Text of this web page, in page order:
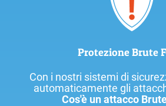
Protezione Brute
Con i nostri sistemi di
automaticamente gli
Cos'è un attacco